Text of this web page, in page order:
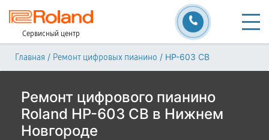
Сервисный центр
Главная / Ремонт цифровых пианино / HP-603 CB
Ремонт цифрового пианино
Roland HP-603 CB в Нижнем
Новгороде